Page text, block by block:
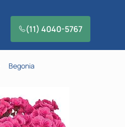
(11) 4040-5767
Begonia